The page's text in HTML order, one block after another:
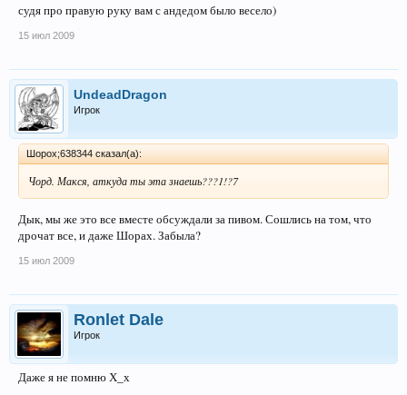
судя про правую руку вам с андедом было весело)
15 июл 2009
UndeadDragon
Игрок
Шорох;638344 сказал(а):
Чорд. Макся, аткуда ты эта знаешь???1!?7
Дык, мы же это все вместе обсуждали за пивом. Сошлись на том, что
дрочат все, и даже Шорах. Забыла?
15 июл 2009
Ronlet Dale
Игрок
Даже я не помню Х_х